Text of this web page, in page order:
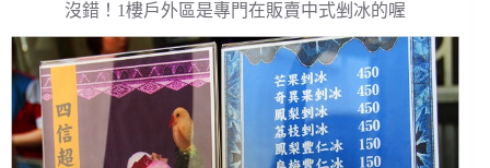
沒錯！1樓戶外區是專門在販賣中式剉冰的喔